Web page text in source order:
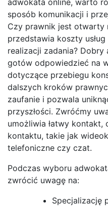
sposób komunikacji i
Czy prawnik jest otwarty
przedstawia koszty
realizacji zadania?
gotów odpowiedzieć na
dotyczące przebiegu
dalszych kroków
zaufanie i pozwala
przyszłości. Zwróćmy
umożliwia łatwy
kontaktu, takie jak
telefoniczne czy czat.
Podczas wyboru
zwrócić uwagę na:
Specjalizację